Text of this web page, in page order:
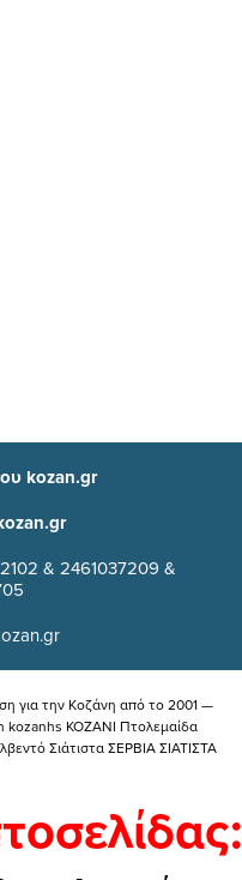
kozan.gr
& 2461037209 &
για την Kοζάνη από το 2001 —
KOZANI Πτολεμαίδα
Σιάτιστα ΣΕΡΒΙΑ ΣΙΑΤΙΣΤΑ